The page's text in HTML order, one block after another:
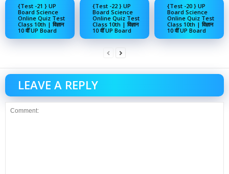
{Test -21 } UP
Board Science
Online Quiz Test
Class 10th | विज्ञान
10 वीं UP Board
{Test -22 } UP
Board Science
Online Quiz Test
Class 10th | विज्ञान
10 वीं UP Board
{Test -20 } UP
Board Science
Online Quiz Test
Class 10th | विज्ञान
10 वीं UP Board
LEAVE A REPLY